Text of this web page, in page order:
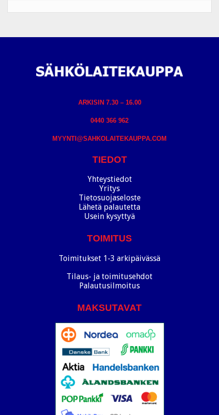
ARKISIN 7.30 – 16.00
0440 366 962
MYYNTI@SAHKOLAITEKAUPPA.COM
TIEDOT
Yhteystiedot
Yritys
Tietosuojaseloste
Lähetä palautetta
Usein kysyttyä
TOIMITUS
Toimitukset 1-3 arkipäivässä
Tilaus- ja toimitusehdot
Palautusilmoitus
MAKSUTAVAT